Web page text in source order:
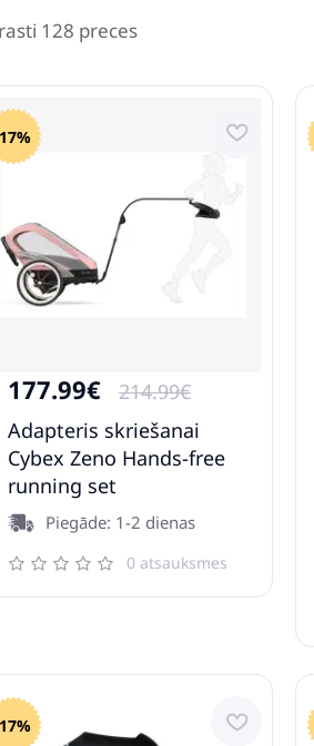
128 preces
177.99€
214.99€
Adapteris skriešanai
Cybex Zeno Hands-free
running set
Piegāde: 1-2 dienas
0 atsauksmes